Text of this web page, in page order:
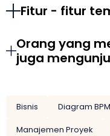
Fitur - fitur
Orang yang
juga
Bisnis Diagram
Manajemen Proyek